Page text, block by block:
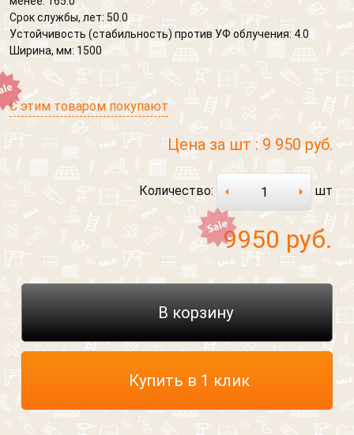
Срок службы, лет: 50.0
Устойчивость (стабильность) против УФ облучения: 4.0
Ширина, мм: 1500
С этим товаром покупают
Цена за шт :9 950 руб.
Количество: шт
9950 руб.
В корзину
Купить в 1 клик